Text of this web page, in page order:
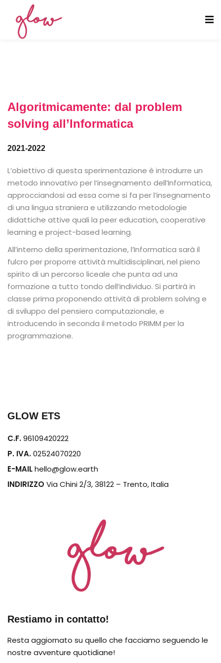
Algoritmicamente: dal problem
solving all’Informatica
2021-2022
L’obiettivo di questa sperimentazione è introdurre un
metodo innovativo per l’insegnamento dell’Informatica,
approcciandosi ad essa come si fa per l’insegnamento
di una lingua straniera e utilizzando metodologie
didattiche attive quali la peer education, cooperative
learning e project-based learning.
All’interno della sperimentazione, l’Informatica sarà il
fulcro per proporre attività multidisciplinari, nel pieno
spirito di un percorso liceale che punta ad una
formazione a tutto tondo dell’individuo. Si partirà in
classe prima proponendo attività di problem solving e
di sviluppo del pensiero computazionale, e
introducendo in seconda il metodo PRIMM per la
programmazione.
GLOW ETS
C.F.96109420222
P. IVA.02524070220
E-MAILhello@glow.earth
INDIRIZZO Via Chini 2/3, 38122 – Trento, Italia
Restiamo in contatto!
Resta aggiornato su quello che facciamo seguendo le
nostre avventure quotidiane!